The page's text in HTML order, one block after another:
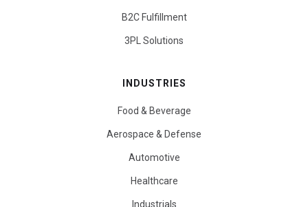
B2C Fulfillment
3PL Solutions
INDUSTRIES
Food & Beverage
Aerospace & Defense
Automotive
Healthcare
Industrials